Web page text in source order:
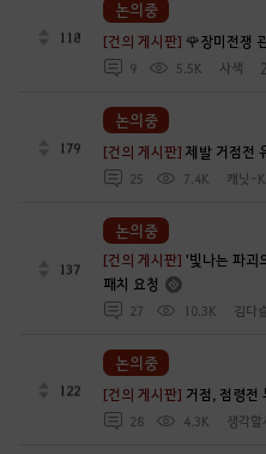
118 [건의 게시판] 🌹장미전쟁
9 5.5K 사색
논의중
179 [건의 게시판]제발 거점전
25 7.4K 캐닛-
논의중
137
[건의 게시판]'빛나는 파괴
패치 요청
27 10.3K 김다
논의중
122 [건의 게시판] 거점, 점령전
28 4.3K 생각
논의중